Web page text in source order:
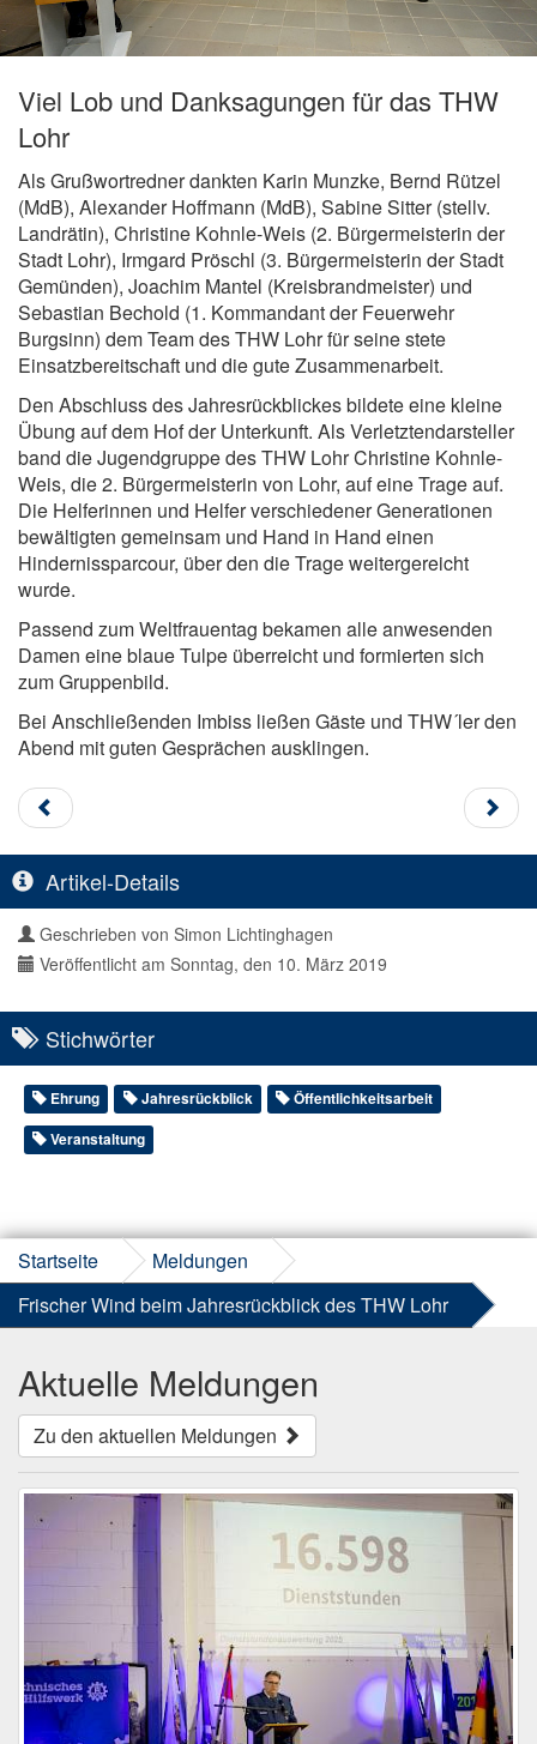
Viel Lob und Danksagungen für das THW
Lohr
Als Grußwortredner dankten Karin Munzke, Bernd Rützel
(MdB), Alexander Hoffmann (MdB), Sabine Sitter (stellv.
Landrätin), Christine Kohnle-Weis (2. Bürgermeisterin der
Stadt Lohr), Irmgard Pröschl (3. Bürgermeisterin der Stadt
Gemünden), Joachim Mantel (Kreisbrandmeister) und
Sebastian Bechold (1. Kommandant der Feuerwehr
Burgsinn) dem Team des THW Lohr für seine stete
Einsatzbereitschaft und die gute Zusammenarbeit.
Den Abschluss des Jahresrückblickes bildete eine kleine
Übung auf dem Hof der Unterkunft. Als Verletztendarsteller
band die Jugendgruppe des THW Lohr Christine Kohnle-
Weis, die 2. Bürgermeisterin von Lohr, auf eine Trage auf.
Die Helferinnen und Helfer verschiedener Generationen
bewältigten gemeinsam und Hand in Hand einen
Hindernissparcour, über den die Trage weitergereicht
wurde.
Passend zum Weltfrauentag bekamen alle anwesenden
Damen eine blaue Tulpe überreicht und formierten sich
zum Gruppenbild.
Bei Anschließenden Imbiss ließen Gäste und THW´ler den
Abend mit guten Gesprächen ausklingen.
Artikel-Details
Geschrieben von Simon Lichtinghagen
Veröffentlicht am Sonntag, den 10. März 2019
Stichwörter
Ehrung Jahresrückblick
Öffentlichkeitsarbeit
Veranstaltung
Startseite
Meldungen
Frischer Wind beim Jahresrückblick des THW Lohr
Aktuelle Meldungen
Zu den aktuellen Meldungen